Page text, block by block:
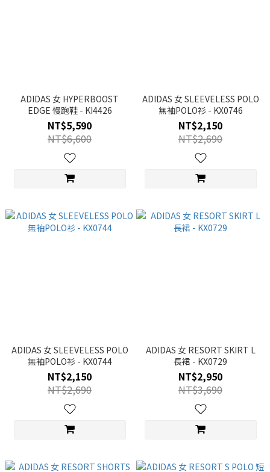
ADIDAS 女 HYPERBOOST
EDGE 慢跑鞋 - KI4426
NT$5,590
NT$6,600
ADIDAS 女 SLEEVELESS POLO
無袖POLO衫 - KX0746
NT$2,150
NT$2,690
ADIDAS 女 SLEEVELESS POLO
無袖POLO衫 - KX0744
NT$2,150
NT$2,690
ADIDAS 女 RESORT SKIRT L
長裙 - KX0729
NT$2,950
NT$3,690